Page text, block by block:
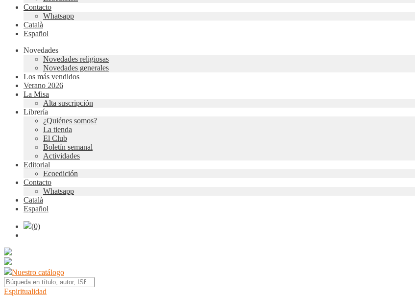
Contacto
Whatsapp
Català
Español
Novedades
Novedades religiosas
Novedades generales
Los más vendidos
Verano 2026
La Misa
Alta suscripción
Librería
¿Quiénes somos?
La tienda
El Club
Boletín semanal
Actividades
Editorial
Ecoedición
Contacto
Whatsapp
Català
Español
(0)
Nuestro catálogo
Espiritualidad